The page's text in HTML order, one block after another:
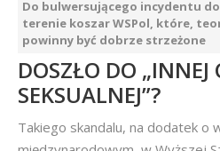
Do bulwersującego incydentu
terenie koszar WSPol, które,
powinny być dobrze strzeżone
DOSZŁO DO „INNEJ
SEKSUALNEJ”?
Takiego skandalu, na dodatek o